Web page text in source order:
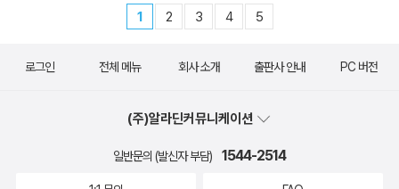
1 2 3 4 5
로그인 전체 메뉴 회사 소개 출판사 안내 PC 버전
(주)알라딘커뮤니케이션
일반문의 (발신자 부담) 1544-2514